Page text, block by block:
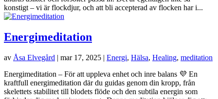
konstigt – vi är flockdjur, och att bli accepterad av flocken har i...
Energimeditation
av Åsa Elvegård | mar 17, 2025 | Energi, Hälsa, Healing, meditation
Energimeditation – För att uppleva enhet och inre balans 💜 En
kraftfull energimeditation där du guidas genom din kropp, från
skelettets stabilitet till blodets flöde och den subtila energin som